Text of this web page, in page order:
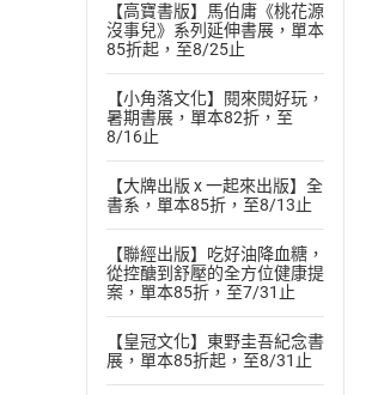
【高寶書版】馬伯庸《桃花源
沒事兒》系列延伸書展，單本
85折起，至8/25止
【小角落文化】閱來閱好玩，
暑期書展，單本82折，至
8/16止
【大牌出版 x 一起來出版】全
書系，單本85折，至8/13止
【聯經出版】吃好油降血糖，
從控醣到舒壓的全方位健康提
案，單本85折，至7/31止
【皇冠文化】東野圭吾紀念書
展，單本85折起，至8/31止